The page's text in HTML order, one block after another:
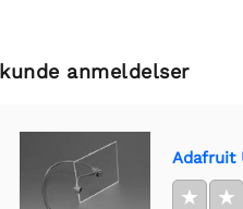
kunde anmeldelser
Adafruit
★ ★